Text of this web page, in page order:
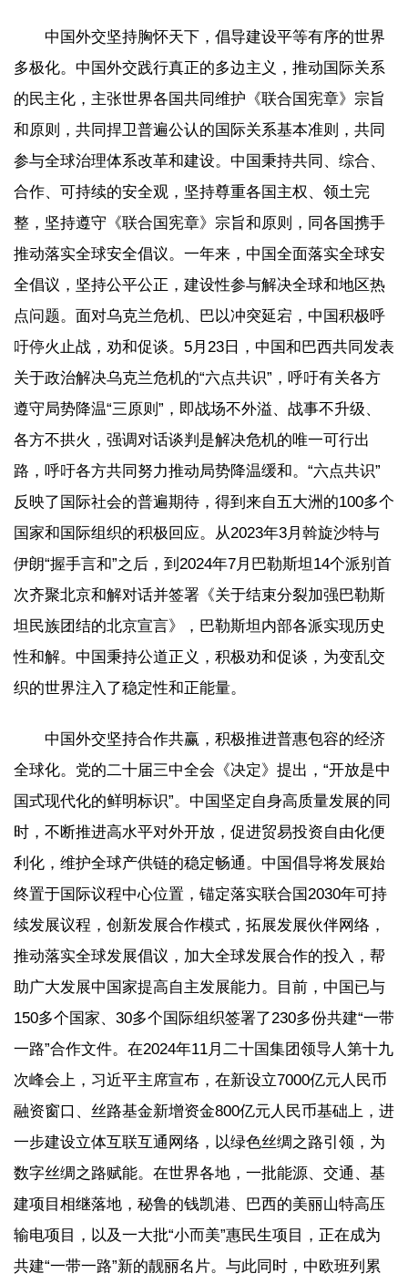
中国外交坚持胸怀天下，倡导建设平等有序的世界
多极化。中国外交践行真正的多边主义，推动国际关系
的民主化，主张世界各国共同维护《联合国宪章》宗旨
和原则，共同捍卫普遍公认的国际关系基本准则，共同
参与全球治理体系改革和建设。中国秉持共同、综合、
合作、可持续的安全观，坚持尊重各国主权、领土完
整，坚持遵守《联合国宪章》宗旨和原则，同各国携手
推动落实全球安全倡议。一年来，中国全面落实全球安
全倡议，坚持公平公正，建设性参与解决全球和地区热
点问题。面对乌克兰危机、巴以冲突延宕，中国积极呼
吁停火止战，劝和促谈。5月23日，中国和巴西共同发表
关于政治解决乌克兰危机的“六点共识”，呼吁有关各方
遵守局势降温“三原则”，即战场不外溢、战事不升级、
各方不拱火，强调对话谈判是解决危机的唯一可行出
路，呼吁各方共同努力推动局势降温缓和。“六点共识”
反映了国际社会的普遍期待，得到来自五大洲的100多个
国家和国际组织的积极回应。从2023年3月斡旋沙特与
伊朗“握手言和”之后，到2024年7月巴勒斯坦14个派别首
次齐聚北京和解对话并签署《关于结束分裂加强巴勒斯
坦民族团结的北京宣言》，巴勒斯坦内部各派实现历史
性和解。中国秉持公道正义，积极劝和促谈，为变乱交
织的世界注入了稳定性和正能量。
中国外交坚持合作共赢，积极推进普惠包容的经济
全球化。党的二十届三中全会《决定》提出，“开放是中
国式现代化的鲜明标识”。中国坚定自身高质量发展的同
时，不断推进高水平对外开放，促进贸易投资自由化便
利化，维护全球产供链的稳定畅通。中国倡导将发展始
终置于国际议程中心位置，锚定落实联合国2030年可持
续发展议程，创新发展合作模式，拓展发展伙伴网络，
推动落实全球发展倡议，加大全球发展合作的投入，帮
助广大发展中国家提高自主发展能力。目前，中国已与
150多个国家、30多个国际组织签署了230多份共建“一带
一路”合作文件。在2024年11月二十国集团领导人第十九
次峰会上，习近平主席宣布，在新设立7000亿元人民币
融资窗口、丝路基金新增资金800亿元人民币基础上，进
一步建设立体互联互通网络，以绿色丝绸之路引领，为
数字丝绸之路赋能。在世界各地，一批能源、交通、基
建项目相继落地，秘鲁的钱凯港、巴西的美丽山特高压
输电项目，以及一大批“小而美”惠民生项目，正在成为
共建“一带一路”新的靓丽名片。与此同时，中欧班列累